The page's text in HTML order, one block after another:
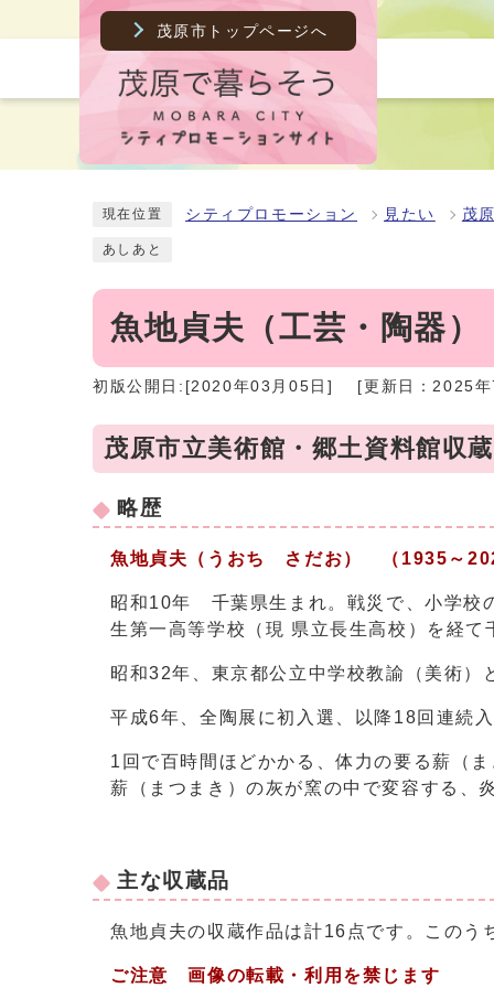
茂原市トップページへ
現在位置 シティプロモーション 見たい 茂
あしあと
魚地貞夫（工芸・陶器）
初版公開日:[2020年03月05日] [更新日：2025
茂原市立美術館・郷土資料館収
略歴
魚地貞夫（うおち さだお） （1935～
昭和10年 千葉県生まれ。戦災で、小学校
生第一高等学校（現 県立長生高校）を経て
昭和32年、東京都公立中学校教諭（美術
平成6年、全陶展に初入選、以降18回連続
1回で百時間ほどかかる、体力の要る薪（
薪（まつまき）の灰が窯の中で変容する、
主な収蔵品
魚地貞夫の収蔵作品は計16点です。このう
ご注意 画像の転載・利用を禁じます